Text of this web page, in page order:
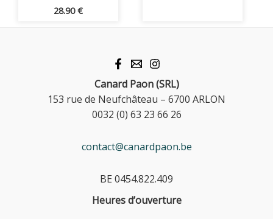
28.90€
Canard Paon (SRL)
153 rue de Neufchâteau – 6700 ARLON
0032 (0) 63 23 66 26
contact@canardpaon.be
BE 0454.822.409
Heures d’ouverture